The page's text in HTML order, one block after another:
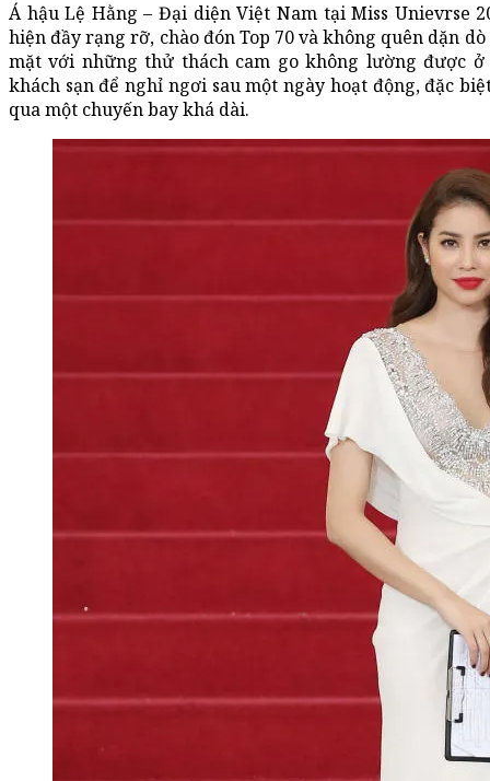
Á hậu Lệ Hằng – Đại diện Việt Nam tại Miss Unievrse
hiện đầy rạng rỡ, chào đón Top 70 và không quên dặn
mặt với những thử thách cam go không lường được
khách sạn để nghỉ ngơi sau một ngày hoạt động, đặc
qua một chuyến bay khá dài.